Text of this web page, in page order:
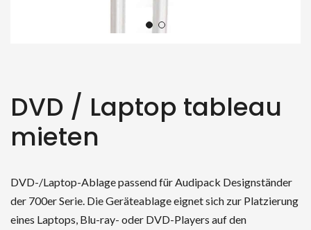
DVD / Laptop tableau
mieten
DVD-/Laptop-Ablage passend für Audipack Designständer
der 700er Serie. Die Geräteablage eignet sich zur Platzierung
eines Laptops, Blu-ray- oder DVD-Players auf den